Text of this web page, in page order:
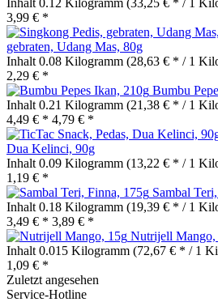
3,99 € *
gebraten, Udang Mas, 80g
Inhalt 0.08 Kilogramm (28,63 € * / 1
2,29 € *
Bumbu
Inhalt 0.21 Kilogramm (21,38 € * / 1
4,49 € * 4,79 € *
Dua Kelinci, 90g
Inhalt 0.09 Kilogramm (13,22 € * / 1
1,19 € *
Sambal
Inhalt 0.18 Kilogramm (19,39 € * / 1
3,49 € * 3,89 € *
Nutrijell Mango,
Inhalt 0.015 Kilogramm (72,67 € * / 1
1,09 € *
Zuletzt angesehen
Service-Hotline